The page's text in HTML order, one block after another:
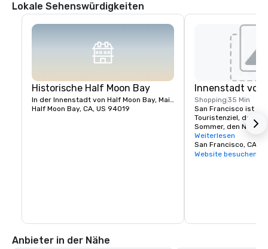
Lokale Sehenswürdigkeiten
Historische Half Moon Bay
In der Innenstadt von Half Moon Bay, Main Street
Half Moon Bay, CA, US 94019
Innenstadt von
Shopping 35 Min
San Francisco ist
Touristenziel, das für
Sommer, den Nebel,
vielseitige Mischung
Wahrzeichen wie die
die Seilbahnen, das
Weiterlesen
San Francisco, CA,
Website besuchen
Anbieter in der Nähe